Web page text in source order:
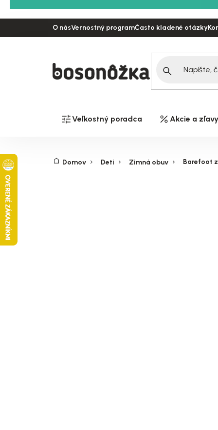
na
O násVernostný programČasto kladené otázky
Veľkostný poradca Akcie a zľavy
Domov Deti Zimná obuv Barefoot